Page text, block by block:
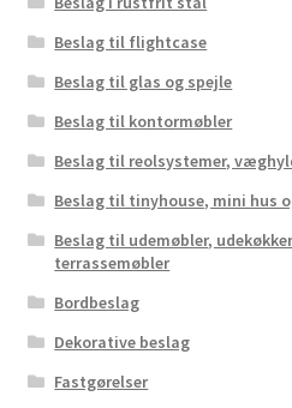
Beslag til flightcase
Beslag til glas og spejle
Beslag til kontormøbler
Beslag til reolsystemer,
Beslag til tinyhouse, mini hus
Beslag til udemøbler,
terrassemøbler
Bordbeslag
Dekorative beslag
Fastgørelser